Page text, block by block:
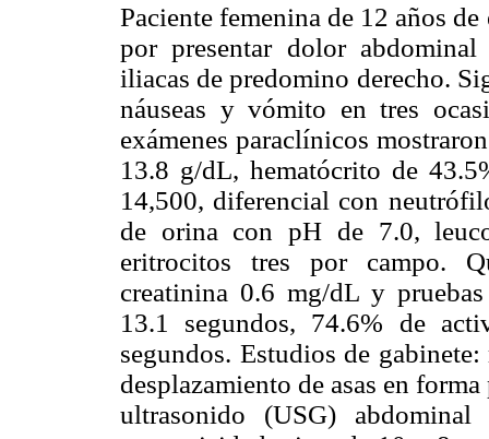
Paciente femenina de 12 años
por presentar dolor
iliacas de predomino derecho.
náuseas y vómito en tres
exámenes paraclínicos
13.8 g/dL, hematócrito de
14,500, diferencial con
de orina con pH de 7.0,
eritrocitos tres por campo.
creatinina 0.6 mg/dL y
13.1 segundos, 74.6% de
segundos. Estudios de
desplazamiento de asas en
ultrasonido (USG)